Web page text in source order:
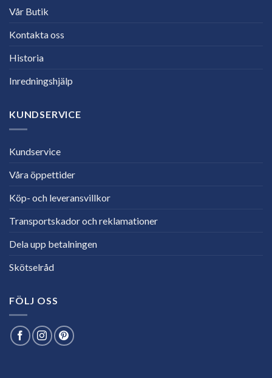
Vår Butik
Kontakta oss
Historia
Inredningshjälp
KUNDSERVICE
Kundservice
Våra öppettider
Köp- och leveransvillkor
Transportskador och reklamationer
Dela upp betalningen
Skötselråd
FÖLJ OSS